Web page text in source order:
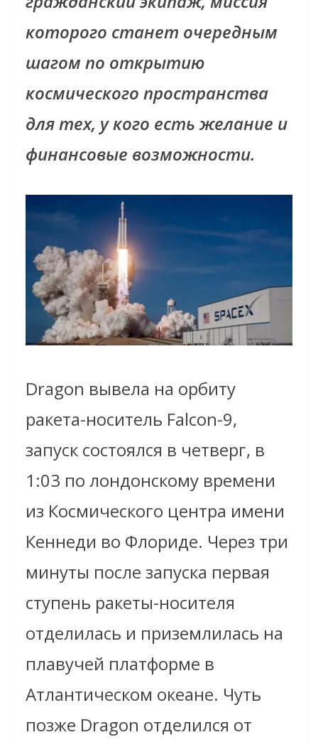
которого станет очередным
шагом по открытию
космического пространства
для тех, у кого есть желание и
финансовые возможности.
Dragon вывела на орбиту
ракета-носитель Falcon-9,
запуск состоялся в четверг, в
1:03 по лондонскому времени
из Космического центра имени
Кеннеди во Флориде. Через три
минуты после запуска первая
ступень ракеты-носителя
отделилась и приземлилась на
плавучей платформе в
Атлантическом океане. Чуть
позже Dragon отделился от